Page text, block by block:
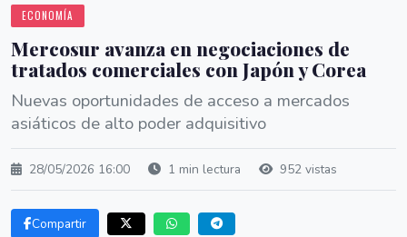
ECONOMÍA
Mercosur avanza en negociaciones de
tratados comerciales con Japón y Corea
Nuevas oportunidades de acceso a mercados
asiáticos de alto poder adquisitivo
28/05/2026 16:00 1 min lectura 952 vistas
Compartir